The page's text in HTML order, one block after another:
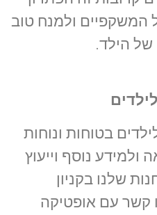
ולמנח טוב
של הילד.
בטוחות ונוחות
נוסף וייעוץ
שלנו בקניון
קשר עם אופטיקה